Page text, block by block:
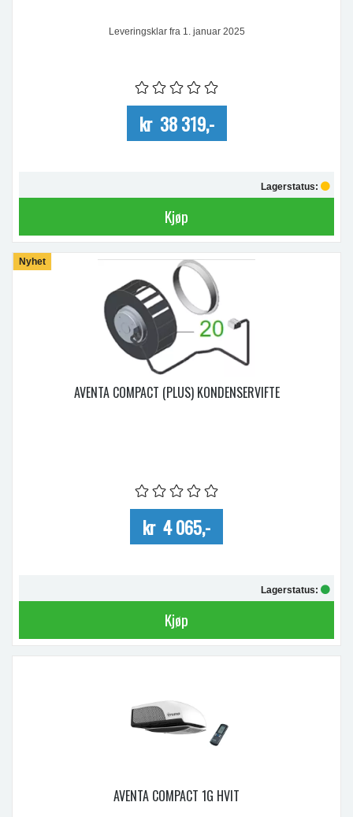
Leveringsklar fra 1. januar 2025
kr 38 319,-
Lagerstatus:
Kjøp
Nyhet
AVENTA COMPACT (PLUS) KONDENSERVIFTE
kr 4 065,-
Lagerstatus:
Kjøp
AVENTA COMPACT 1G HVIT